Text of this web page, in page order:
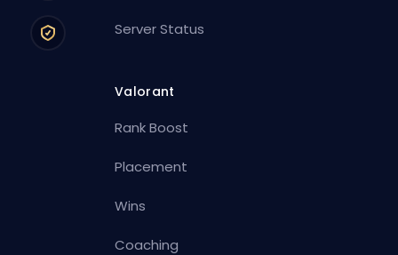
Server Status
Valorant
Rank Boost
Placement
Wins
Coaching